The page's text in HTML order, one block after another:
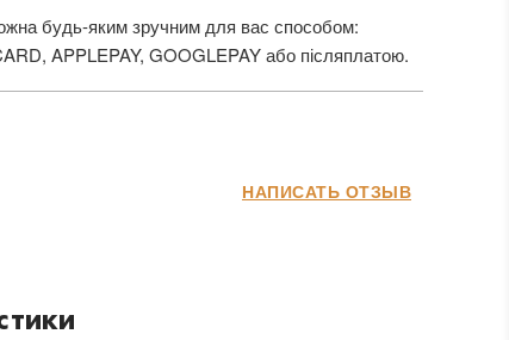
будь-яким зручним для вас способом:
APPLEPAY, GOOGLEPAY або післяплатою.
НАПИСАТЬ ОТЗЫВ